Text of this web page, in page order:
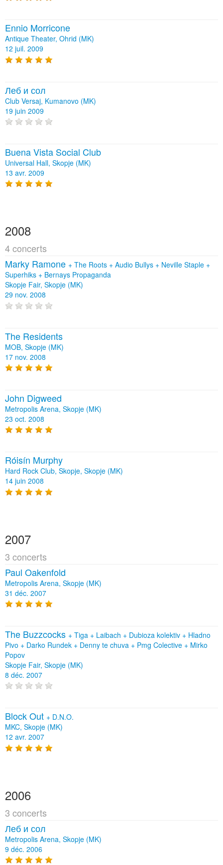
Ennio Morricone
Antique Theater, Ohrid (MK)
12 juil. 2009
Леб и сол
Club Versaj, Kumanovo (MK)
19 juin 2009
Buena Vista Social Club
Universal Hall, Skopje (MK)
13 avr. 2009
2008
4 concerts
Marky Ramone + The Roots + Audio Bullys + Neville Staple +
Superhiks + Bernays Propaganda
Skopje Fair, Skopje (MK)
29 nov. 2008
The Residents
MOB, Skopje (MK)
17 nov. 2008
John Digweed
Metropolis Arena, Skopje (MK)
23 oct. 2008
Róisín Murphy
Hard Rock Club, Skopje, Skopje (MK)
14 juin 2008
2007
3 concerts
Paul Oakenfold
Metropolis Arena, Skopje (MK)
31 déc. 2007
The Buzzcocks + Tiga + Laibach + Dubioza kolektiv + Hladno
Pivo + Darko Rundek + Denny te chuva + Pmg Colective + Mirko
Popov
Skopje Fair, Skopje (MK)
8 déc. 2007
Block Out + D.N.O.
MKC, Skopje (MK)
12 avr. 2007
2006
3 concerts
Леб и сол
Metropolis Arena, Skopje (MK)
9 déc. 2006